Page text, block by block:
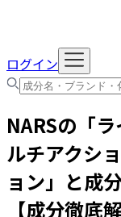
ログイン
NARSの「
ルチアクシ
ョン 」と成
【成分徹底